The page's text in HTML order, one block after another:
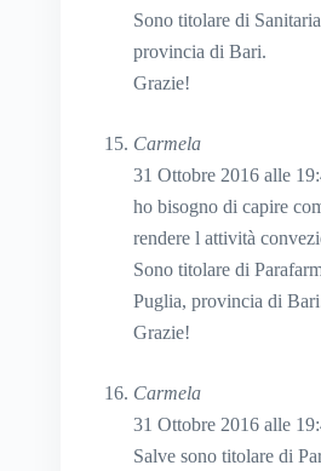
Sono titolare di
provincia di Bari.
Grazie!
Carmela
31 Ottobre 2016 alle
ho bisogno di capire
rendere l attività
Sono titolare di
Puglia, provincia di
Grazie!
Carmela
31 Ottobre 2016 alle
Salve sono titolare di